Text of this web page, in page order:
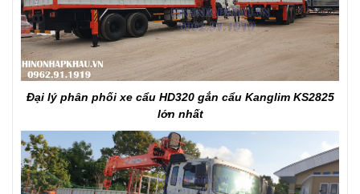
Đại lý phân phối xe cẩu HD320 gắn cẩu Kanglim KS2825
lớn nhất